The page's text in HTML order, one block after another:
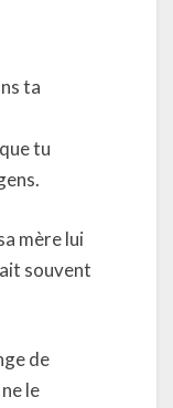
ta
tu
mère lui
souvent
de
le